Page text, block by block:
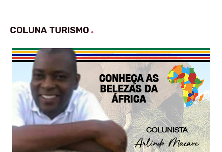
COLUNA TURISMO